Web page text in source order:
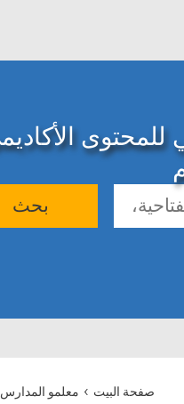
للمحتوى
بحث
صفحة البيت › معلمو